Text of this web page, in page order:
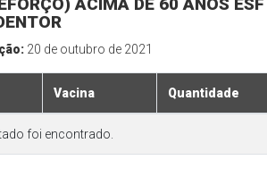
20 de outubro de 2021
Vacina Quantidade
foi encontrado.